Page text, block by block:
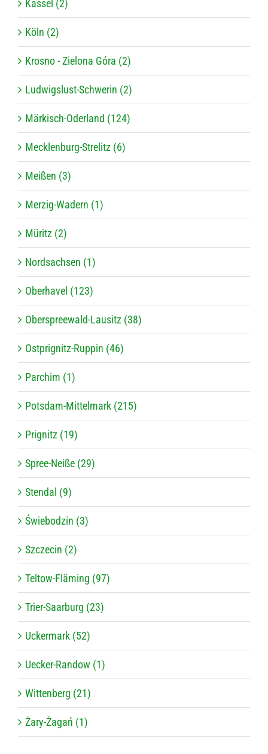
Kassel (2)
Köln (2)
Krosno - Zielona Góra (2)
Ludwigslust-Schwerin (2)
Märkisch-Oderland (124)
Mecklenburg-Strelitz (6)
Meißen (3)
Merzig-Wadern (1)
Müritz (2)
Nordsachsen (1)
Oberhavel (123)
Oberspreewald-Lausitz (38)
Ostprignitz-Ruppin (46)
Parchim (1)
Potsdam-Mittelmark (215)
Prignitz (19)
Spree-Neiße (29)
Stendal (9)
Świebodzin (3)
Szczecin (2)
Teltow-Fläming (97)
Trier-Saarburg (23)
Uckermark (52)
Uecker-Randow (1)
Wittenberg (21)
Żary-Żagań (1)